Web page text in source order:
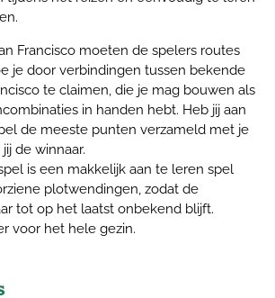
Francisco moeten de spelers routes
je door verbindingen tussen bekende
te claimen, die je mag bouwen als
in handen hebt. Heb jij aan
de meeste punten verzameld met je
de winnaar.
is een makkelijk aan te leren spel
plotwendingen, zodat de
tot op het laatst onbekend blijft.
voor het hele gezin.